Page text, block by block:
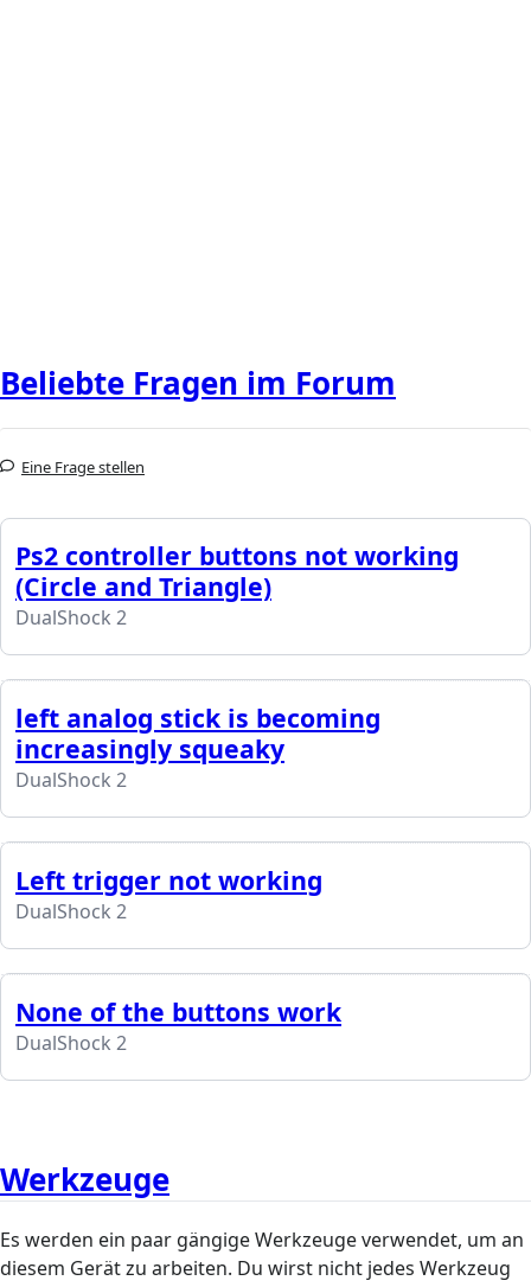
Beliebte Fragen im Forum
Eine Frage stellen
Ps2 controller buttons not working
(Circle and Triangle)
DualShock 2
left analog stick is becoming
increasingly squeaky
DualShock 2
Left trigger not working
DualShock 2
None of the buttons work
DualShock 2
Werkzeuge
Es werden ein paar gängige Werkzeuge verwendet, um an
diesem Gerät zu arbeiten. Du wirst nicht jedes Werkzeug